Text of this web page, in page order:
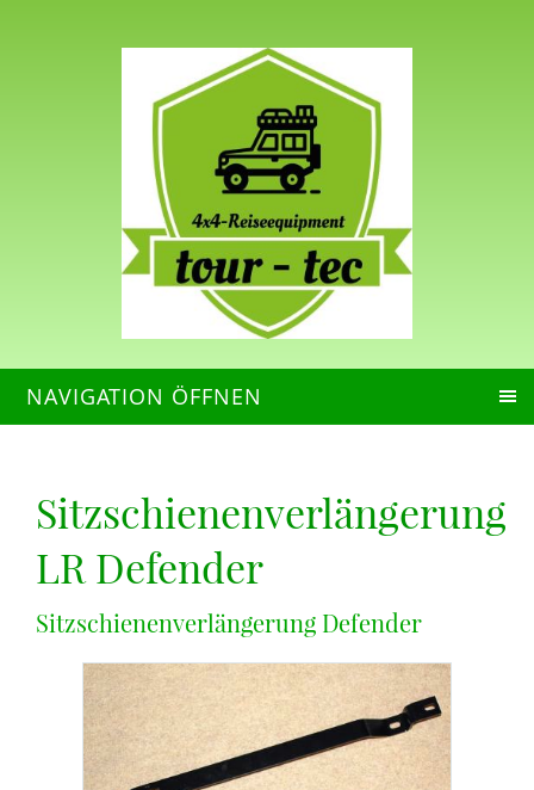
NAVIGATION ÖFFNEN
Sitzschienenverlängerung
LR Defender
Sitzschienenverlängerung Defender